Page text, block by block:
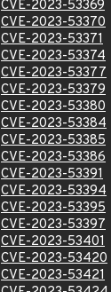
CVE-2023-53369
CVE-2023-53370
CVE-2023-53371
CVE-2023-53374
CVE-2023-53377
CVE-2023-53379
CVE-2023-53380
CVE-2023-53384
CVE-2023-53385
CVE-2023-53386
CVE-2023-53391
CVE-2023-53394
CVE-2023-53395
CVE-2023-53397
CVE-2023-53401
CVE-2023-53420
CVE-2023-53421